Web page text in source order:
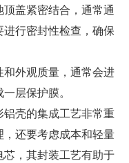
盖紧密结合，通常通
行密封性检查，确保
外观质量，通常会进
层保护膜。
壳的集成工艺非常重
还要考虑成本和轻量
，其封装工艺有助于